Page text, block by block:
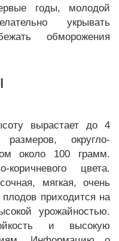
годы, молодой
укрывать
обморожения
вырастает до 4
округло-
около 100 грамм.
цвета.
мягкая, очень
приходится на
урожайностью.
и высокую